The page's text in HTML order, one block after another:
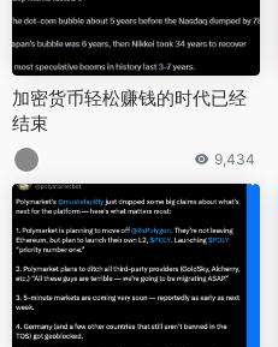
加密货币轻松赚钱的时代已经
结束
9,434